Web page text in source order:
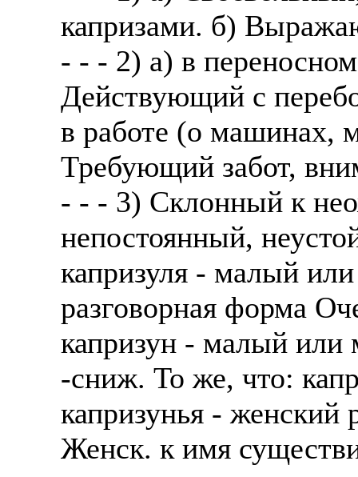
капризами. б)
- - - 2) а) в
Действующий с
в работе (о машинах,
Требующий забот,
- - - 3) Склонный к
непостоянный,
капризуля - малый
разговорная форма
капризун - малый или
-сниж. То же, что:
капризунья - женский
Женск. к имя